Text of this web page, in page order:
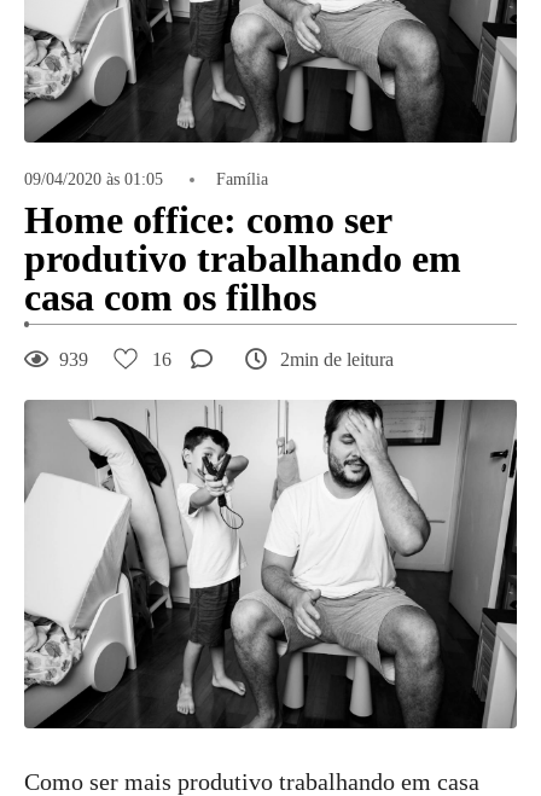
09/04/2020 às 01:05 Família
Home office: como ser
produtivo trabalhando em
casa com os filhos
939 16 2min de leitura
Como ser mais produtivo trabalhando em casa